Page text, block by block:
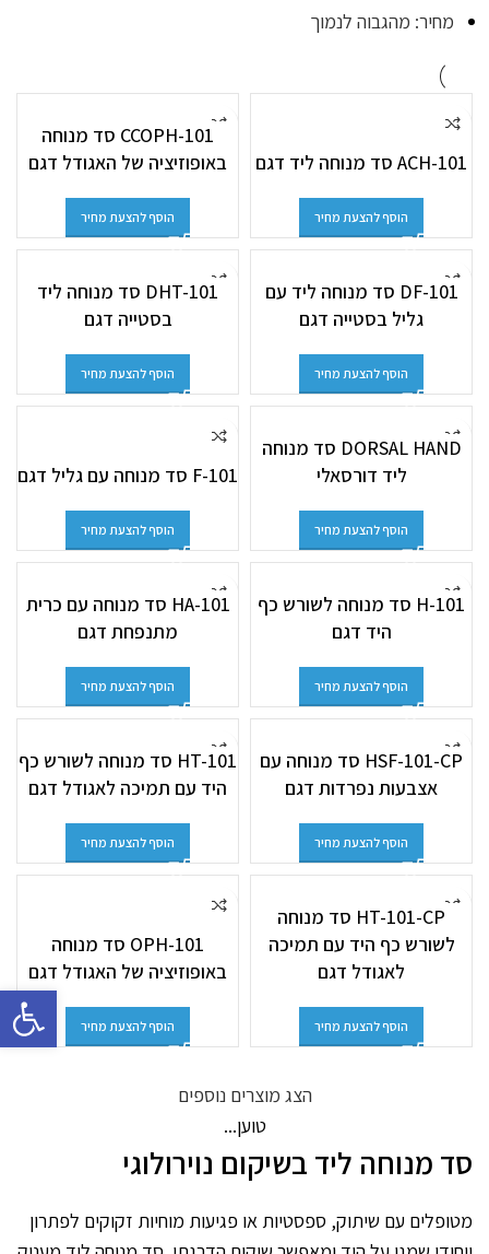
מחיר: מהגבוה לנמוך
ACH-101 סד מנוחה ליד דגם
הוסף להצעת מחיר
CCOPH-101 סד מנוחה
באופוזיציה של האגודל דגם
הוסף להצעת מחיר
DF-101 סד מנוחה ליד עם
גליל בסטייה דגם
הוסף להצעת מחיר
DHT-101 סד מנוחה ליד
בסטייה דגם
הוסף להצעת מחיר
DORSAL HAND סד מנוחה
ליד דורסאלי
הוסף להצעת מחיר
F-101 סד מנוחה עם גליל דגם
הוסף להצעת מחיר
H-101 סד מנוחה לשורש כף
היד דגם
הוסף להצעת מחיר
HA-101 סד מנוחה עם כרית
מתנפחת דגם
הוסף להצעת מחיר
HSF-101-CP סד מנוחה עם
אצבעות נפרדות דגם
הוסף להצעת מחיר
HT-101 סד מנוחה לשורש כף
היד עם תמיכה לאגודל דגם
הוסף להצעת מחיר
HT-101-CP סד מנוחה
לשורש כף היד עם תמיכה
לאגודל דגם
הוסף להצעת מחיר
OPH-101 סד מנוחה
באופוזיציה של האגודל דגם
הוסף להצעת מחיר
הצג מוצרים נוספים
טוען...
סד מנוחה ליד בשיקום נוירולוגי
מטופלים עם שיתוק, ספסטיות או פגיעות מוחיות זקוקים לפתרון
פתח